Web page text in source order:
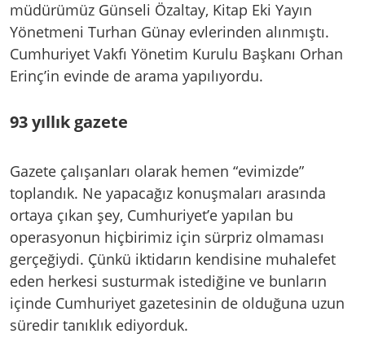
müdürümüz Günseli Özaltay, Kitap Eki Yayın
Yönetmeni Turhan Günay evlerinden alınmıştı.
Cumhuriyet Vakfı Yönetim Kurulu Başkanı Orhan
Erinç’in evinde de arama yapılıyordu.
93 yıllık gazete
Gazete çalışanları olarak hemen “evimizde”
toplandık. Ne yapacağız konuşmaları arasında
ortaya çıkan şey, Cumhuriyet’e yapılan bu
operasyonun hiçbirimiz için sürpriz olmaması
gerçeğiydi. Çünkü iktidarın kendisine muhalefet
eden herkesi susturmak istediğine ve bunların
içinde Cumhuriyet gazetesinin de olduğuna uzun
süredir tanıklık ediyorduk.